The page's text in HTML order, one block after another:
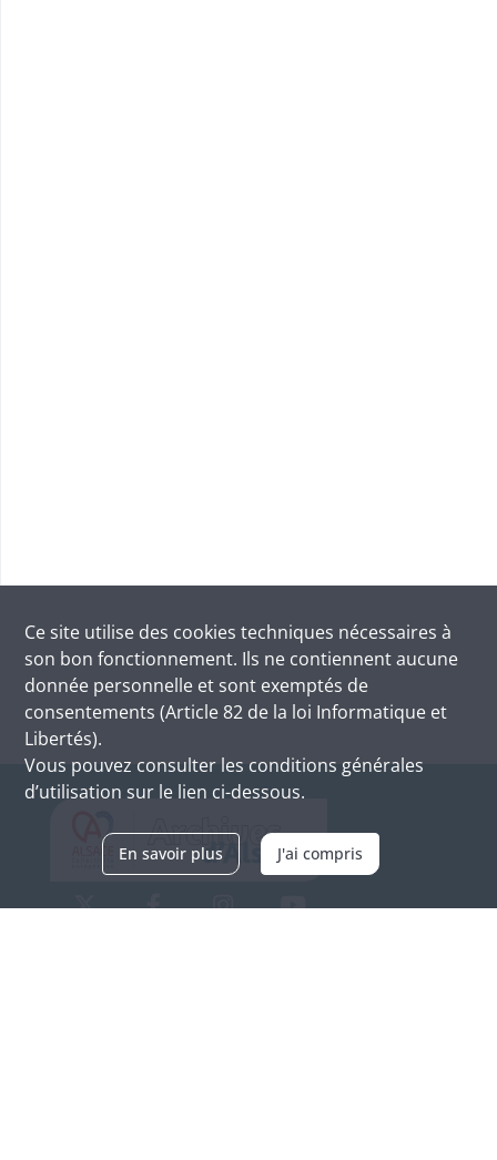
Ce site utilise des cookies techniques nécessaires à
son bon fonctionnement. Ils ne contiennent aucune
donnée personnelle et sont exemptés de
consentements (Article 82 de la loi Informatique et
Libertés).
Vous pouvez consulter les conditions générales
d’utilisation sur le lien ci-dessous.
En savoir plus J'ai compris